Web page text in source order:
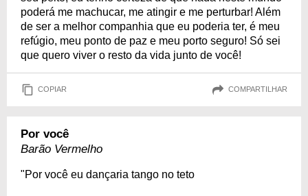
poderá me machucar, me atingir e me perturbar! Além
de ser a melhor companhia que eu poderia ter, é meu
refúgio, meu ponto de paz e meu porto seguro! Só sei
que quero viver o resto da vida junto de você!
COPIAR COMPARTILHAR
Por você
Barão Vermelho
"Por você eu dançaria tango no teto